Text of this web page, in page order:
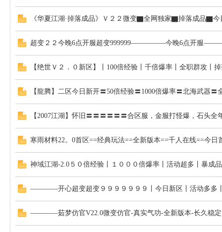
《华夏江湖·掉落成品》Ｖ２２微变▇全网独家▇掉落成品▇
超变２２今晚6点开服超变999999—————今晚6点开服
【绝世Ｖ２．０新区】丨100倍经验丨千倍爆率丨全职群攻丨
【龍腾】二区今日新开〓50倍经验〓1000倍爆率〓北海武器〓
【2007江湖】怀旧〓〓〓〓〓〓合区服，金服打怪爆，石头全
寒雨材料22。0首区==经典玩法==全新版本==千人在线==今日
神域江湖-2.0５０倍经验丨１０００倍爆率丨活动超多丨暴成品
————开心超变超变９９９９９９９丨今日新区丨活动多多
————茹梦仿官V22.0微变仿官-真实气功-全新版本-长久稳定